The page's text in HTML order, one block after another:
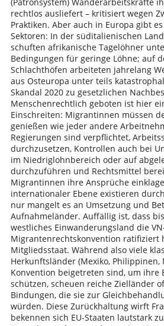
(Patronsystem) Wanderarbeitskräfte
rechtlos ausliefert – kritisiert wegen
Praktiken. Aber auch in Europa gibt
Sektoren: In der süditalienischen
schuften afrikanische Tagelöhner
Bedingungen für geringe Löhne; auf
Schlachthöfen arbeiteten jahrelang
aus Osteuropa unter teils
Skandal 2020 zu gesetzlichen
Menschenrechtlich geboten ist hier
Einschreiten: Migrantinnen müssen
genießen wie jeder andere
Regierungen sind verpflichtet,
durchzusetzen, Kontrollen auch bei
im Niedriglohnbereich oder auf
durchzuführen und Rechtsmittel
Migrantinnen ihre Ansprüche
internationaler Ebene existieren
nur mangelt es an Umsetzung und
Aufnahmeländer. Auffällig ist, dass
westliches Einwanderungsland die
Migrantenrechtskonvention ratifiziert
Mitgliedsstaat. Während also viele
Herkunftsländer (Mexiko, Philippinen,
Konvention beigetreten sind, um ihre
schützen, scheuen reiche Zielländer
Bindungen, die sie zur
würden. Diese Zurückhaltung wirft
bekennen sich EU-Staaten lautstark